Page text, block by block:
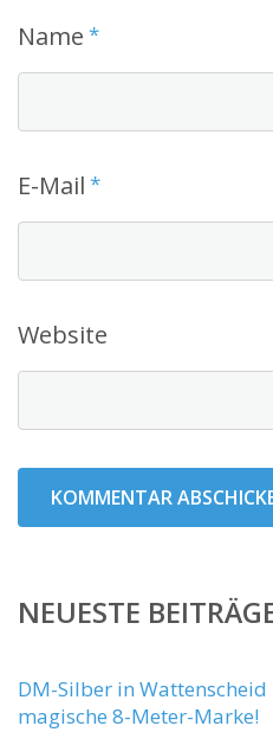
Name *
E-Mail *
Website
NEUESTE
DM-Silber in
magische 8-Meter-Marke!